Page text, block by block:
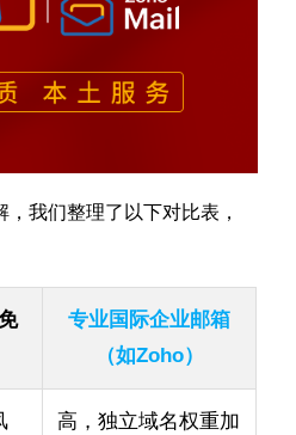
我们整理了以下对比表，
专业国际企业邮箱
（如Zoho）
高，独立域名权重加